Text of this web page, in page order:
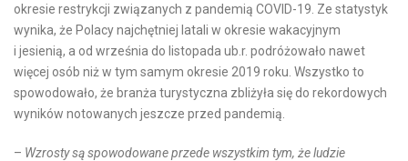
okresie restrykcji związanych z pandemią COVID-19. Ze statystyk
wynika, że Polacy najchętniej latali w okresie wakacyjnym
i jesienią, a od września do listopada ub.r. podróżowało nawet
więcej osób niż w tym samym okresie 2019 roku. Wszystko to
spowodowało, że branża turystyczna zbliżyła się do rekordowych
wyników notowanych jeszcze przed pandemią.
– Wzrosty są spowodowane przede wszystkim tym, że ludzie